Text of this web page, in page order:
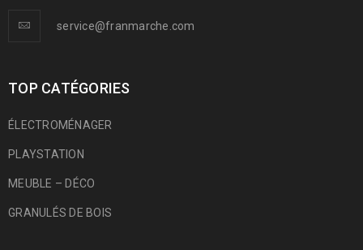
service@franmarche.com
TOP CATÉGORIES
ÉLECTROMÉNAGER
PLAYSTATION
MEUBLE – DÉCO
GRANULÉS DE BOIS